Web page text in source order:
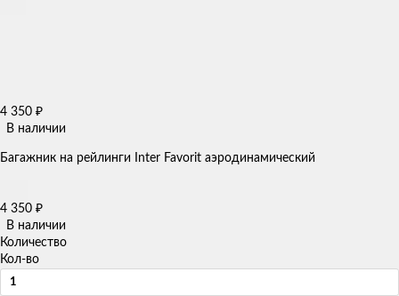
4 350 ₽
В наличии
Багажник на рейлинги Inter Favorit аэродинамический
4 350 ₽
В наличии
Количество
Кол-во